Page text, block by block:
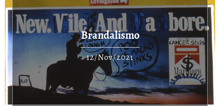
Brandalismo
12/Nov/2021